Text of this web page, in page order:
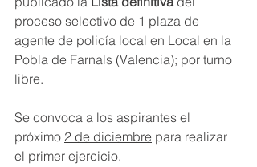
proceso selectivo de 1 plaza de
agente de policía local en Local en la
Pobla de Farnals (Valencia); por turno
libre.
Se convoca a los aspirantes el
próximo 2 de diciembre para realizar
el primer ejercicio.